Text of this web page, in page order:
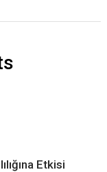
Etkisi